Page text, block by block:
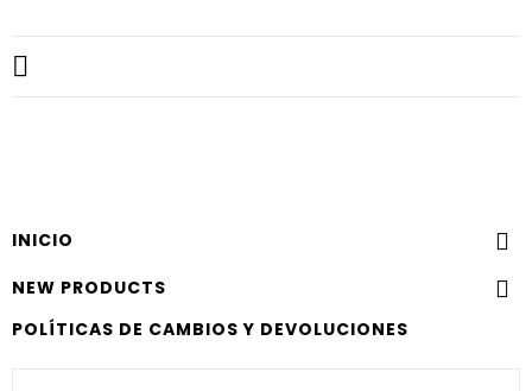

INICIO 
NEW PRODUCTS 
POLÍTICAS DE CAMBIOS Y DEVOLUCIONES